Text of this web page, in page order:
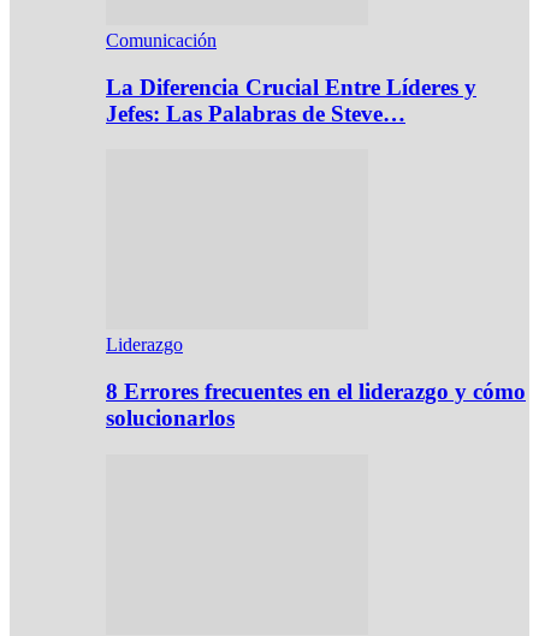
Comunicación
La Diferencia Crucial Entre Líderes y
Jefes: Las Palabras de Steve…
Liderazgo
8 Errores frecuentes en el liderazgo y cómo
solucionarlos